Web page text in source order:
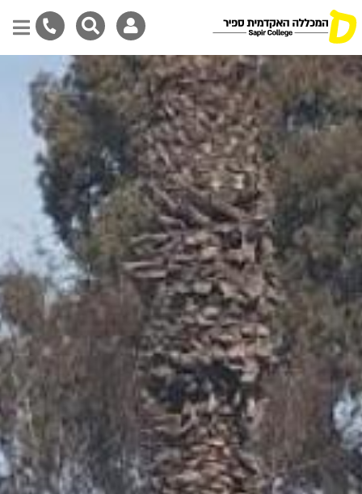
דילוג
לתוכן
המרכזי